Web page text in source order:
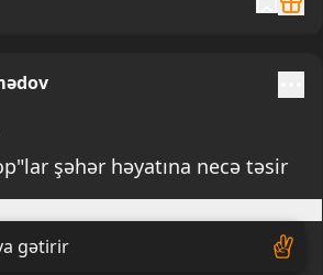
şəhər həyatına necə təsir
gətirir